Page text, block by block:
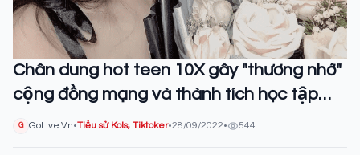
Chân dung hot teen 10X gây "thương nhớ"
cộng đồng mạng và thành tích học tập
"con nhà người ta"
G GoLive.Vn•Tiểu sử Kols, Tiktoker•28/09/2022• 544